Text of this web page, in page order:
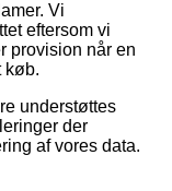
Vi
eftersom vi
provision når en
køb.
understøttes
der
af vores data.